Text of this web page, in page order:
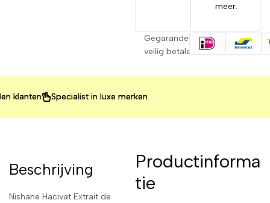
meer.
Gegarandeerd
veilig betalen
Specialist in luxe merken
Specialist in luxe merken
Specialist in luxe merken
Beschrijving
Nishane Hacivat Extrait de
Productinforma
tie